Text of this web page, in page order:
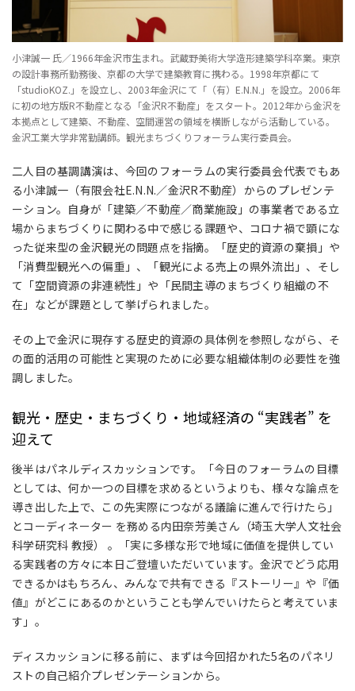
小津誠一 氏／1966年金沢市生まれ。武蔵野美術大学造形建築学科卒業。東京
の設計事務所勤務後、京都の大学で建築教育に携わる。1998年京都にて
「studioKOZ.」を設立し、2003年金沢にて「（有）E.N.N.」を設立。2006年
に初の地方版R不動産となる「金沢R不動産」をスタート。2012年から金沢を
本拠点として建築、不動産、空間運営の領域を横断しながら活動している。
金沢工業大学非常勤講師。観光まちづくりフォーラム実行委員会。
二人目の基調講演は、今回のフォーラムの実行委員会代表でもあ
る小津誠一（有限会社E.N.N.／金沢R不動産）からのプレゼンテ
ーション。自身が「建築／不動産／商業施設」の事業者である立
場からまちづくりに関わる中で感じる課題や、コロナ禍で顕にな
った従来型の金沢観光の問題点を指摘。「歴史的資源の棄損」や
「消費型観光への偏重」、「観光による売上の県外流出」、そし
て「空間資源の非連続性」や「民間主導のまちづくり組織の不
在」などが課題として挙げられました。
その上で金沢に現存する歴史的資源の具体例を参照しながら、そ
の面的活用の可能性と実現のために必要な組織体制の必要性を強
調しました。
観光・歴史・まちづくり・地域経済の “実践者” を
迎えて
後半はパネルディスカッションです。「今日のフォーラムの目標
としては、何か一つの目標を求めるというよりも、様々な論点を
導き出した上で、この先実際につながる議論に進んで行けたら」
とコーディネーター を務める内田奈芳美さん（埼玉大学人文社会
科学研究科 教授） 。「実に多様な形で地域に価値を提供してい
る実践者の方々に本日ご登壇いただいています。金沢でどう応用
できるかはもちろん、みんなで共有できる『ストーリー』や『価
値』がどこにあるのかということも学んでいけたらと考えていま
す」。
ディスカッションに移る前に、まずは今回招かれた5名のパネリ
ストの自己紹介プレゼンテーションから。